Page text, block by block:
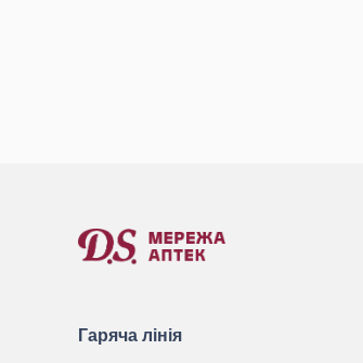
Гаряча лінія